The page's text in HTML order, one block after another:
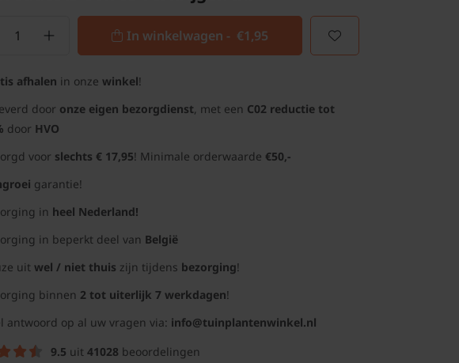
In winkelwagen - €1,95
afhalen in onze winkel!
door onze eigen bezorgdienst, met een C02 reductie tot
door HVO
voor slechts € 17,95! Minimale orderwaarde €50,-
garantie!
in heel Nederland!
in beperkt deel van België
uit wel / niet thuis zijn tijdens bezorging!
binnen 2 tot uiterlijk 7 werkdagen!
antwoord op al uw vragen via: info@tuinplantenwinkel.nl
9.5 uit 41028 beoordelingen